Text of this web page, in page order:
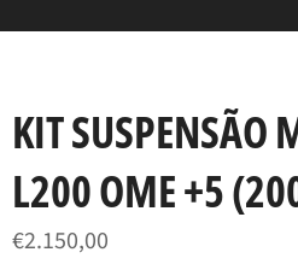
KIT SUSPENSÃO
L200 OME +5
Preço
normal
€2.150,00